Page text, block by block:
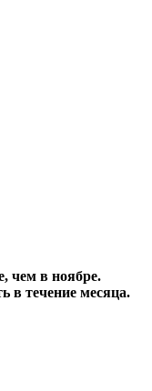
чем в ноябре.
в течение месяца.